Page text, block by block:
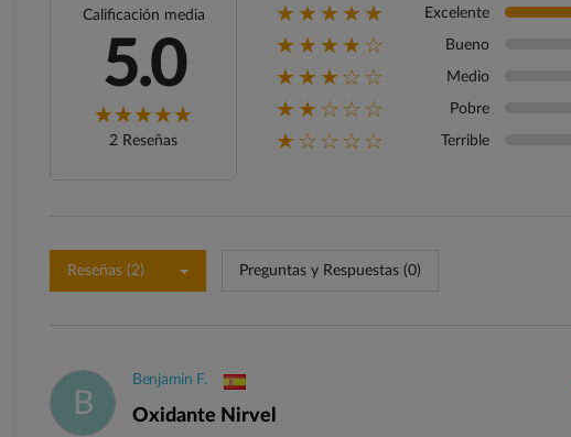
Calificación media
5.0
2 Reseñas
★★★★★ Excelente
★★★★☆ Bueno
★★★☆☆ Medio
★★☆☆☆ Pobre
★☆☆☆☆ Terrible
Reseñas (2) Preguntas y Respuestas (0)
B
Benjamin F.
Oxidante Nirvel